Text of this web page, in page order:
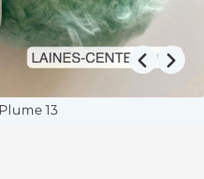
Plume 13